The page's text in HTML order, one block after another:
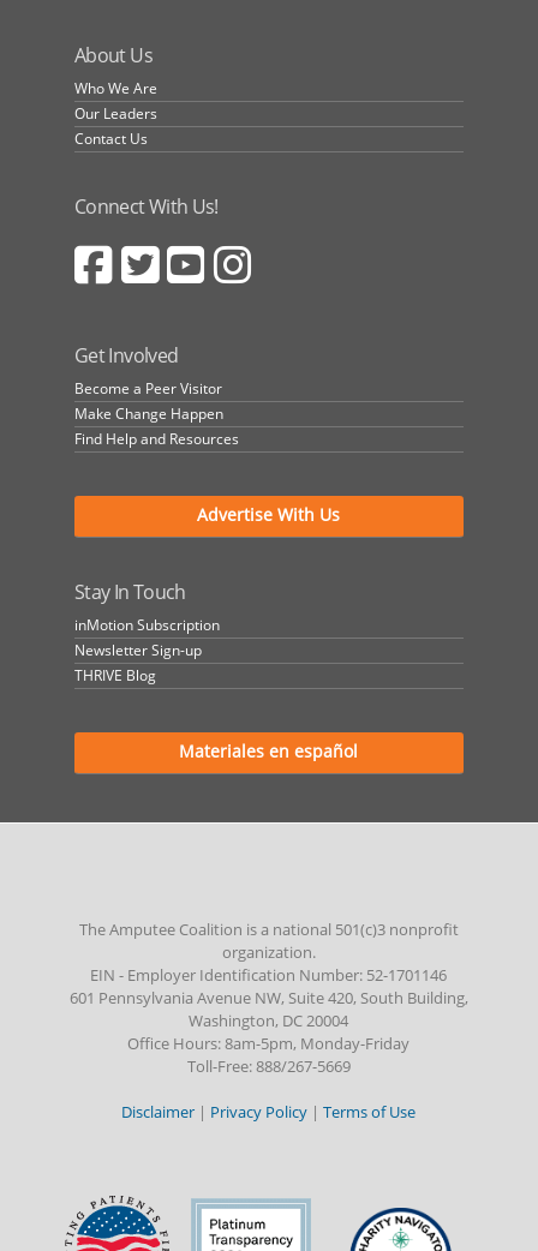
About Us
Who We Are
Our Leaders
Contact Us
Connect With Us!
Get Involved
Become a Peer Visitor
Make Change Happen
Find Help and Resources
Advertise With Us
Stay In Touch
inMotion Subscription
Newsletter Sign-up
THRIVE Blog
Materiales en español
The Amputee Coalition is a national 501(c)3 nonprofit
organization.
EIN - Employer Identification Number: 52-1701146
601 Pennsylvania Avenue NW, Suite 420, South Building,
Washington, DC 20004
Office Hours: 8am-5pm, Monday-Friday
Toll-Free: 888/267-5669
Disclaimer | Privacy Policy |Terms of Use